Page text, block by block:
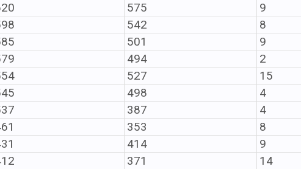
575
9
542
8
501
9
494
2
527
15
498
4
387
4
353
8
414
9
371
14